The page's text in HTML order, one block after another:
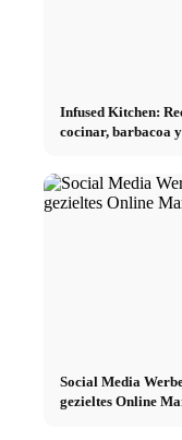
Infused Kitchen:
cocinar, barbacoa
Social Media
gezieltes Online